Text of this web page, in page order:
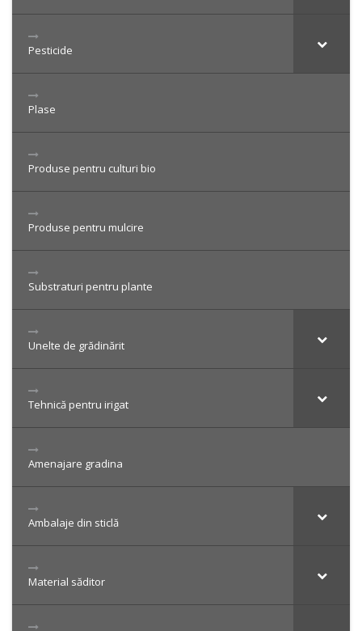
Pesticide
Plase
Produse pentru culturi bio
Produse pentru mulcire
Substraturi pentru plante
Unelte de grădinărit
Tehnică pentru irigat
Amenajare gradina
Ambalaje din sticlă
Material săditor